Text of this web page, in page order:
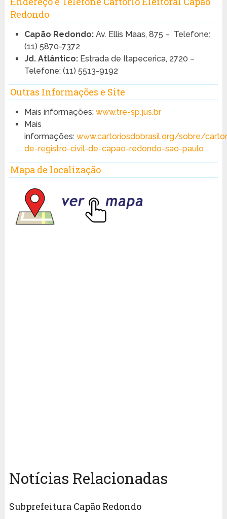
Redondo
Capão Redondo:Av. Ellis Maas, 875 – Telefone:
(11) 5870-7372
Jd. Atlântico:Estrada de Itapecerica, 2720 –
Telefone: (11) 5513-9192
Outras Informações e Site
Mais informações: www.tre-sp.jus.br
Mais
informações: www.cartoriosdobrasil.org/sobre/
de-registro-civil-de-capao-redondo-sao-paulo
Mapa de localização
Notícias Relacionadas
Subprefeitura Capão Redondo